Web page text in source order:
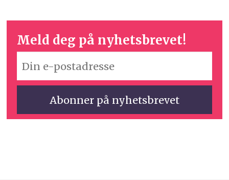
Meld deg på nyhetsbrevet!